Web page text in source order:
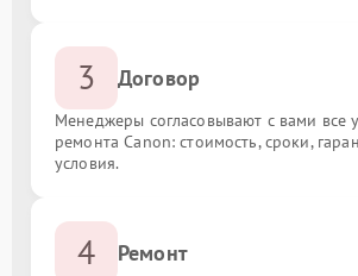
3 Договор
Менеджеры согласовывают с вами все
ремонта Canon: стоимость, сроки,
условия.
4 Ремонт